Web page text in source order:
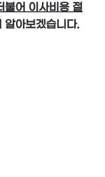
불어 이사비용 절
알아보겠습니다.